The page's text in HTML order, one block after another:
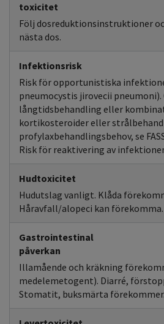
toxicitet
Följ dosreduktionsinstruktioner
nästa dos.
Infektionsrisk
Risk för opportunistiska
pneumocystis jirovecii pneumoni).
långtidsbehandling eller
kortikosteroider eller
profylaxbehandlingsbehov, se
Risk för reaktivering av infektioner
Hudtoxicitet
Hudutslag vanligt. Klåda
Håravfall/alopeci kan förekomma.
Gastrointestinal
påverkan
Illamående och kräkning
medelemetogent). Diarré,
Stomatit, buksmärta förekommer.